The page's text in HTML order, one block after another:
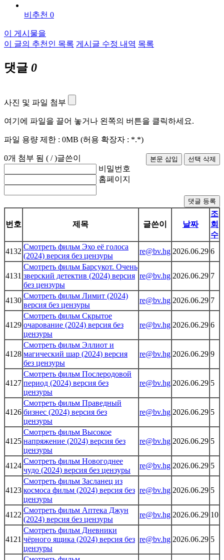
비추천 0
이 게시물을
이 글의 추천인 목록 게시글 수정 내역 목록
댓글 0
사진 및 파일 첨부
여기에 파일을 끌어 놓거나 왼쪽의 버튼을 클릭하세요.
파일 용량 제한 : 0MB (허용 확장자 : *.*)
0개 첨부 됨 ( /)글쓴이
비밀번호
홈페이지
댓글 등록
번호 제목 글쓴이 날짜
조
회
수
4132
Смотреть фильм Эхо её голоса
(2024) версия без цензуры
re@bv.hg 2026.06.29 6
4131
Смотреть фильм Барсукот. Очень
зверский детектив (2024) версия
без цензуры
re@bv.hg 2026.06.29 7
4130
Смотреть фильм Лимит (2024)
версия без цензуры
re@bv.hg 2026.06.29 7
4129
Смотреть фильм Скрытое
очарование (2024) версия без
цензуры
re@bv.hg 2026.06.29 6
4128
Смотреть фильм Эллиот и
магический шар (2024) версия
без цензуры
re@bv.hg 2026.06.29 9
4127
Смотреть фильм Послеродовой
период (2024) версия без
цензуры
re@bv.hg 2026.06.29 5
4126
Смотреть фильм Праведный
бизнес (2024) версия без
цензуры
re@bv.hg 2026.06.29 5
4125
Смотреть фильм Высокое
напряжение (2024) версия без
цензуры
re@bv.hg 2026.06.29 5
4124
Смотреть фильм Новогоднее
чудо (2024) версия без цензуры
re@bv.hg 2026.06.29 5
4123
Смотреть фильм Засланец из
космоса фильм (2024) версия без
цензуры
re@bv.hg 2026.06.29 5
4122
Смотреть фильм Аптека Джун
(2024) версия без цензуры
re@bv.hg 2026.06.29 10
4121
Смотреть фильм Дневники
чёрного ящика (2024) версия без
цензуры
re@bv.hg 2026.06.29 5